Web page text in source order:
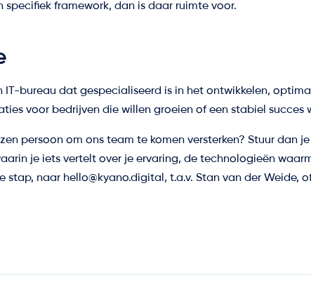
specifiek framework, dan is daar ruimte voor.
IT-bureau dat gespecialiseerd is in het ontwikkelen,
voor bedrijven die willen groeien of een stabiel succes
persoon om ons team te komen versterken? Stuur dan
je iets vertelt over je ervaring, de technologieën
stap, naar hello@kyano.digital , t.a.v. Stan van der Weide,